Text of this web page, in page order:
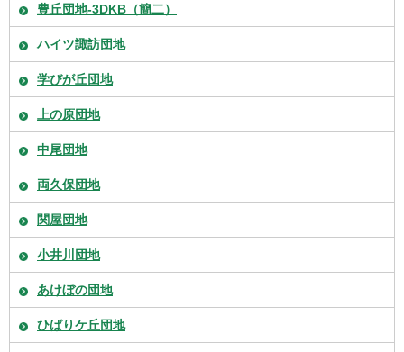
豊丘団地-3DKB（簡二）
ハイツ諏訪団地
学びが丘団地
上の原団地
中尾団地
両久保団地
関屋団地
小井川団地
あけぼの団地
ひばりケ丘団地